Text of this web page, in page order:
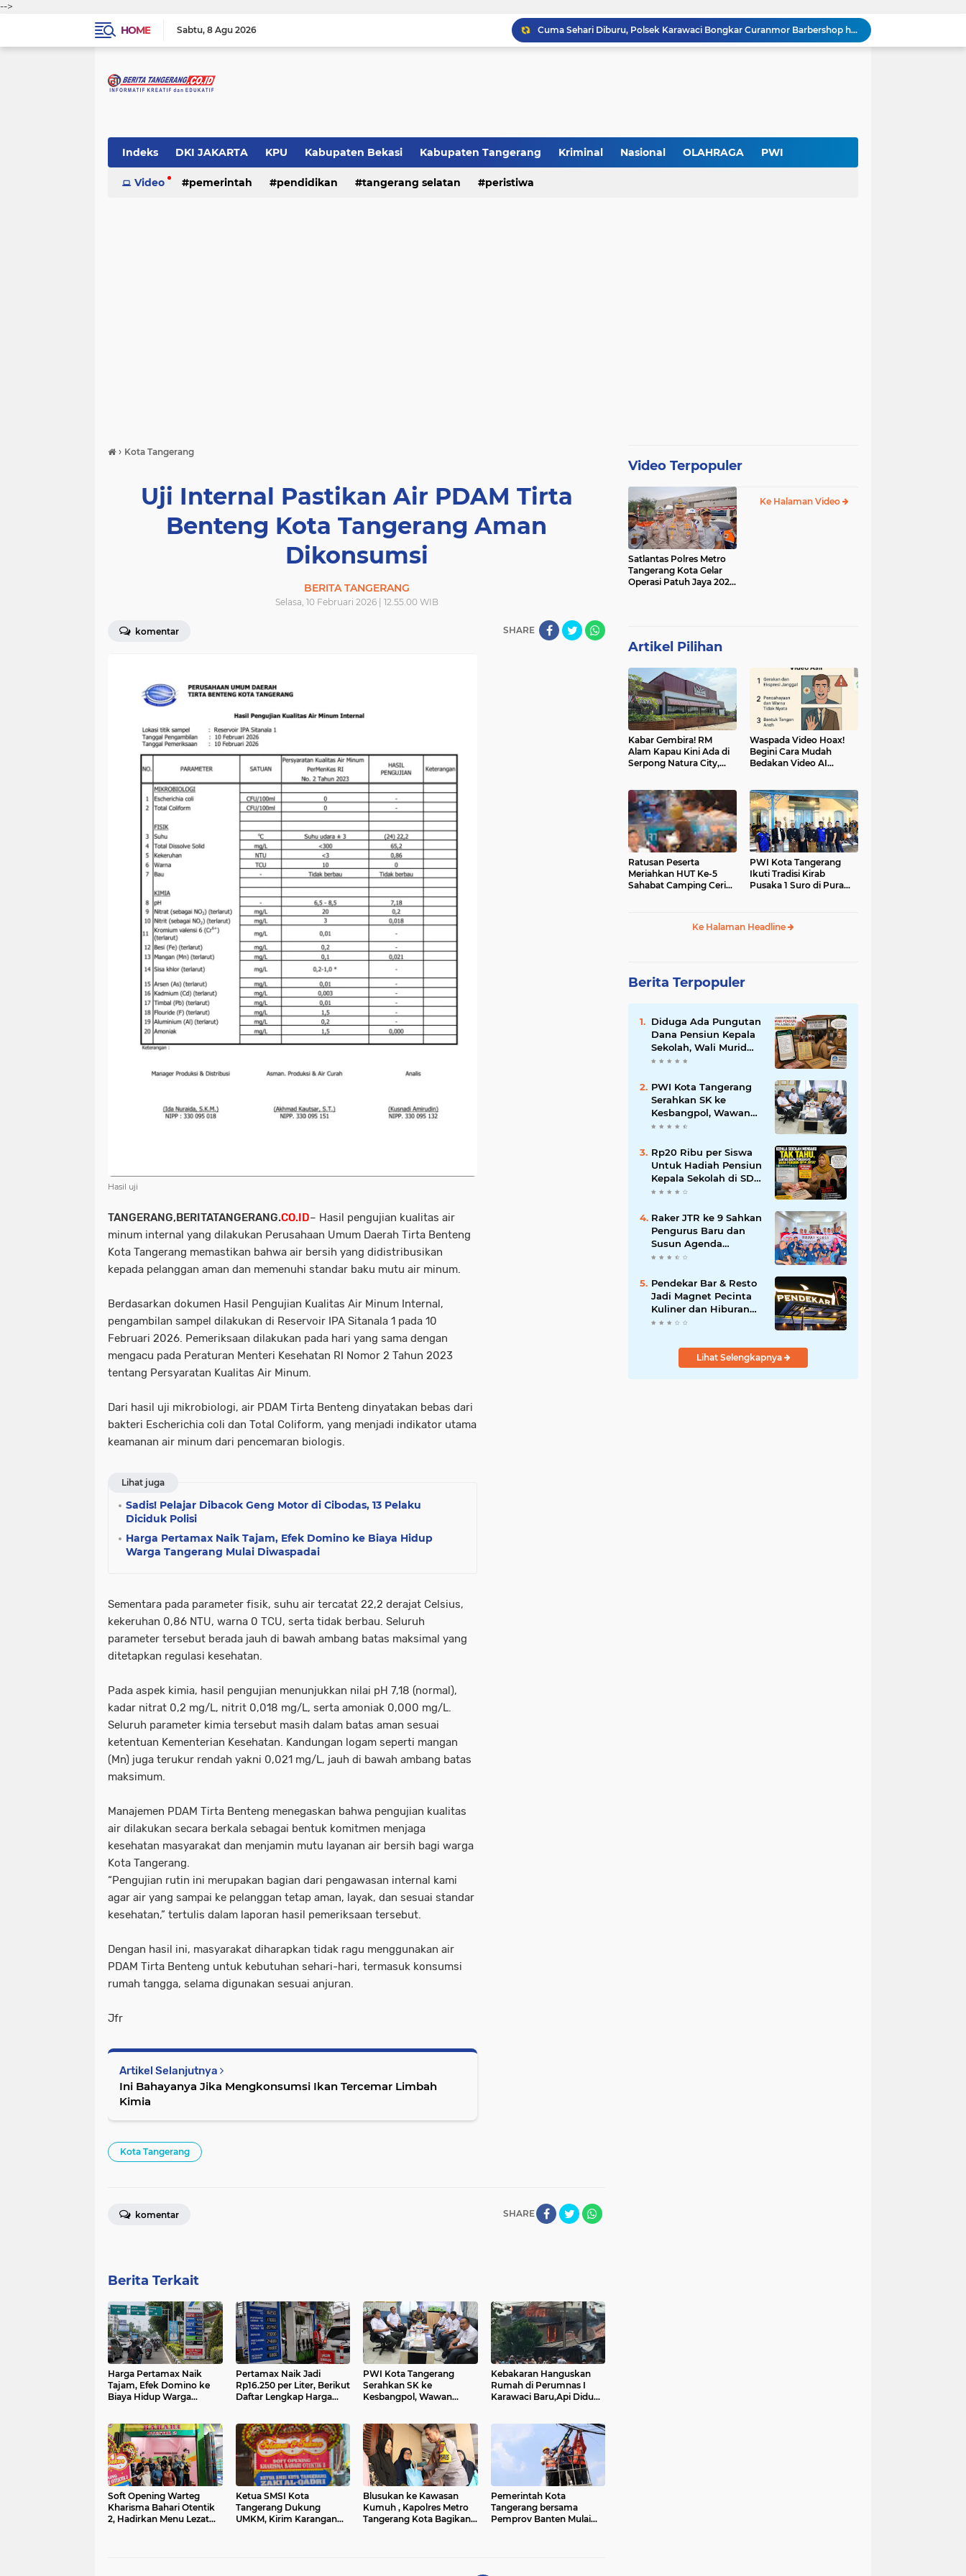
-->
HOME
Sabtu 8 Agu 2026
Cuma Sehari Diburu, Polsek Karawaci Bongkar Curanmor Barbershop hingga Jejak Penadah
PWI Kota Tangerang Serahkan SK ke Kesbangpol, Wawan Fauzi: Peran Media Bisa Berdampak Besar hingga Fatal
Soft Opening Warteg Kharisma Bahari Otentik 2, Hadirkan Menu Lezat dengan Harga Ramah di Kantong
Indeks DKI JAKARTA KPU Kabupaten Bekasi Kabupaten Tangerang Kriminal Nasional OLAHRAGA PWI
Pemerintah Pendidikan Polri peristiwa
Video pemerintah pendidikan tangerang selatan peristiwa
› Kota Tangerang
Uji Internal Pastikan Air PDAM Tirta
Benteng Kota Tangerang Aman
Dikonsumsi
BERITA TANGERANG
Selasa, 10 Februari 2026 | 12.55.00 WIB
komentar SHARE
Hasil uji
TANGERANG,BERITATANGERANG.CO.ID– Hasil pengujian kualitas air
minum internal yang dilakukan Perusahaan Umum Daerah Tirta Benteng
Kota Tangerang memastikan bahwa air bersih yang didistribusikan
kepada pelanggan aman dan memenuhi standar baku mutu air minum.
Berdasarkan dokumen Hasil Pengujian Kualitas Air Minum Internal,
pengambilan sampel dilakukan di Reservoir IPA Sitanala 1 pada 10
Februari 2026. Pemeriksaan dilakukan pada hari yang sama dengan
mengacu pada Peraturan Menteri Kesehatan RI Nomor 2 Tahun 2023
tentang Persyaratan Kualitas Air Minum.
Dari hasil uji mikrobiologi, air PDAM Tirta Benteng dinyatakan bebas dari
bakteri Escherichia coli dan Total Coliform, yang menjadi indikator utama
keamanan air minum dari pencemaran biologis.
Lihat juga
Sadis! Pelajar Dibacok Geng Motor di Cibodas, 13 Pelaku
Diciduk Polisi
Harga Pertamax Naik Tajam, Efek Domino ke Biaya Hidup
Warga Tangerang Mulai Diwaspadai
Sementara pada parameter fisik, suhu air tercatat 22,2 derajat Celsius,
kekeruhan 0,86 NTU, warna 0 TCU, serta tidak berbau. Seluruh
parameter tersebut berada jauh di bawah ambang batas maksimal yang
ditetapkan regulasi kesehatan.
Pada aspek kimia, hasil pengujian menunjukkan nilai pH 7,18 (normal),
kadar nitrat 0,2 mg/L, nitrit 0,018 mg/L, serta amoniak 0,000 mg/L.
Seluruh parameter kimia tersebut masih dalam batas aman sesuai
ketentuan Kementerian Kesehatan. Kandungan logam seperti mangan
(Mn) juga terukur rendah yakni 0,021 mg/L, jauh di bawah ambang batas
maksimum.
Manajemen PDAM Tirta Benteng menegaskan bahwa pengujian kualitas
air dilakukan secara berkala sebagai bentuk komitmen menjaga
kesehatan masyarakat dan menjamin mutu layanan air bersih bagi warga
Kota Tangerang.
“Pengujian rutin ini merupakan bagian dari pengawasan internal kami
agar air yang sampai ke pelanggan tetap aman, layak, dan sesuai standar
kesehatan,” tertulis dalam laporan hasil pemeriksaan tersebut.
Dengan hasil ini, masyarakat diharapkan tidak ragu menggunakan air
PDAM Tirta Benteng untuk kebutuhan sehari-hari, termasuk konsumsi
rumah tangga, selama digunakan sesuai anjuran.
Jfr
Artikel Selanjutnya
Ini Bahayanya Jika Mengkonsumsi Ikan Tercemar Limbah
Kimia
Kota Tangerang
SHARE
komentar
Berita Terkait
Harga Pertamax Naik
Tajam, Efek Domino ke
Biaya Hidup Warga
Pertamax Naik Jadi
Rp16.250 per Liter, Berikut
Daftar Lengkap Harga
PWI Kota Tangerang
Serahkan SK ke
Kesbangpol, Wawan
Fatal
Kebakaran Hanguskan
Rumah di Perumnas I
Karawaci Baru,Api Diduga
Soft Opening Warteg
Kharisma Bahari Otentik
2, Hadirkan Menu Lezat
Ketua SMSI Kota
Tangerang Dukung
UMKM, Kirim Karangan
Blusukan ke Kawasan
Kumuh , Kapolres Metro
Tangerang Kota Bagikan
Pemerintah Kota
Tangerang bersama
Pemprov Banten Mulai
Video Terpopuler
Satlantas Polres Metro
Tangerang Kota Gelar
Operasi Patuh Jaya 2025,
Ke Halaman Video
Artikel Pilihan
Kabar Gembira! RM
Alam Kapau Kini Ada di
Serpong Natura City,
Waspada Video Hoax!
Begini Cara Mudah
Bedakan Video AI
Ratusan Peserta
Meriahkan HUT Ke-5
Sahabat Camping Ceria,
PWI Kota Tangerang
Ikuti Tradisi Kirab
Pusaka 1 Suro di Pura
Ke Halaman Headline
Berita Terpopuler
Diduga Ada Pungutan
Dana Pensiun Kepala
Sekolah, Wali Murid
SDN Pasar Kemis 2
Pengaduan
PWI Kota Tangerang
Serahkan SK ke
Kesbangpol, Wawan
Fauzi: Peran Media
hingga Fatal
Rp20 Ribu per Siswa
Untuk Hadiah Pensiun
Kepala Sekolah di SDN
Pasar Kemis 2,
Tahu?
Raker JTR ke 9 Sahkan
Pengurus Baru dan
Susun Agenda
Strategis 2026
Pendekar Bar & Resto
Jadi Magnet Pecinta
Kuliner dan Hiburan
Malam di Tangerang
Lihat Selengkapnya